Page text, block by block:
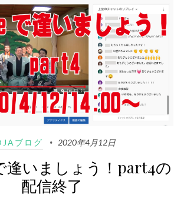
ブログ 2020年4月12日
逢いましょう！part4の
配信終了